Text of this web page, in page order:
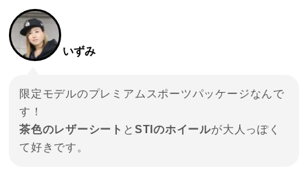
いずみ
限定モデルのプレミアムスポーツパッケージなんで
す！
茶色のレザーシート と STIのホイールが大人っぽく
て好きです。